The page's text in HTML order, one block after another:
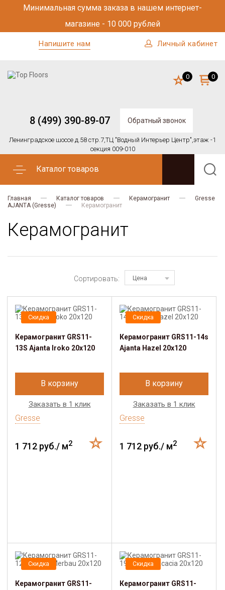
Минимальная сумма заказа в нашем интернет-
магазине - 10 000 рублей
Напишите нам Личный кабинет
8 (499) 390-89-07 Обратный звонок
Ленинградское шоссе д.58 стр.7,ТЦ "Водный Интерьер Центр",этаж -1
секция 009-010
0 0
Каталог товаров
Главная Каталог товаров Керамогранит
Gresse
AJANTA (Gresse)
Керамогранит
Керамогранит
Сортировать: Цена
Скидка
Керамогранит GRS11-
13S Ajanta Iroko 20х120
В корзину
Заказать в 1 клик
Gresse
1 712 руб./ м2
Скидка
Керамогранит GRS11-14s
Ajanta Hazel 20х120
В корзину
Заказать в 1 клик
Gresse
1 712 руб./ м2
Скидка
Керамогранит GRS11-
Скидка
Керамогранит GRS11-